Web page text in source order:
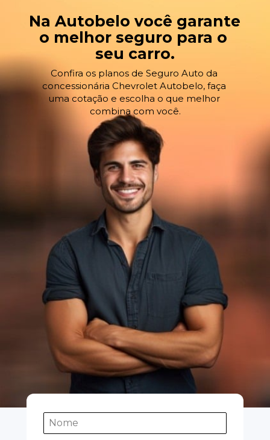
Na Autobelo você garante
o melhor seguro para o
seu carro.
Confira os planos de Seguro Auto da
concessionária Chevrolet Autobelo, faça
uma cotação e escolha o que melhor
combina com você.